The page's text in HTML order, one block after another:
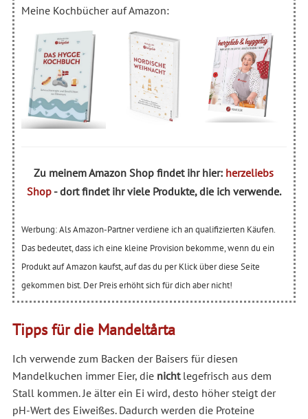
Meine Kochbücher auf Amazon:
Zu meinem Amazon Shop findet ihr hier: herzeliebs
Shop- dort findet ihr viele Produkte, die ich verwende.
Werbung: Als Amazon-Partner verdiene ich an qualifizierten Käufen.
Das bedeutet, dass ich eine kleine Provision bekomme, wenn du ein
Produkt auf Amazon kaufst, auf das du per Klick über diese Seite
gekommen bist. Der Preis erhöht sich für dich aber nicht!
Tipps für die Mandeltårta
Ich verwende zum Backen der Baisers für diesen
Mandelkuchen immer Eier, die nichtlegefrisch aus dem
Stall kommen. Je älter ein Ei wird, desto höher steigt der
pH-Wert des Eiweißes. Dadurch werden die Proteine